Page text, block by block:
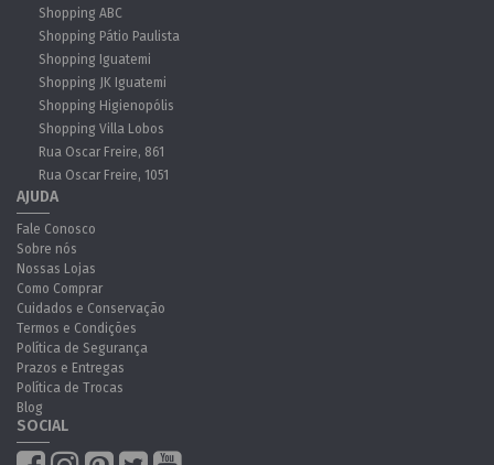
Shopping ABC
Shopping Pátio Paulista
Shopping Iguatemi
Shopping JK Iguatemi
Shopping Higienopólis
Shopping Villa Lobos
Rua Oscar Freire, 861
Rua Oscar Freire, 1051
AJUDA
Fale Conosco
Sobre nós
Nossas Lojas
Como Comprar
Cuidados e Conservação
Termos e Condições
Política de Segurança
Prazos e Entregas
Política de Trocas
Blog
SOCIAL